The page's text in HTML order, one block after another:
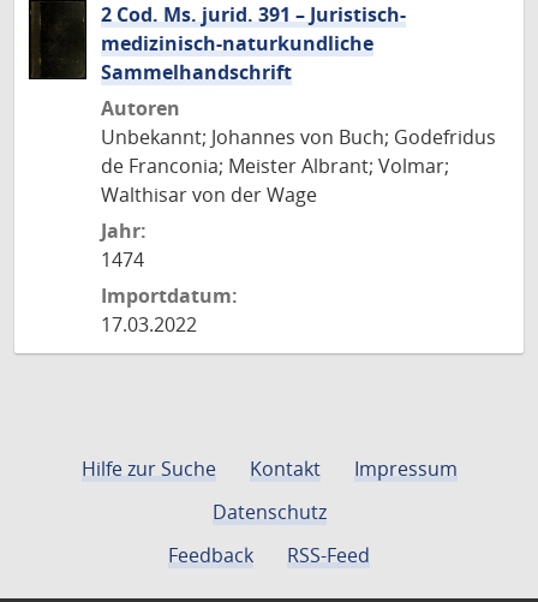
2 Cod. Ms. jurid. 391 – Juristisch-
medizinisch-naturkundliche
Sammelhandschrift
Autoren
Unbekannt; Johannes von Buch; Godefridus
de Franconia; Meister Albrant; Volmar;
Walthisar von der Wage
Jahr:
1474
Importdatum:
17.03.2022
Hilfe zur Suche Kontakt
Impressum
Datenschutz
Feedback
RSS-Feed